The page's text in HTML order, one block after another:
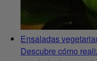
Ensaladas
Descubre cómo